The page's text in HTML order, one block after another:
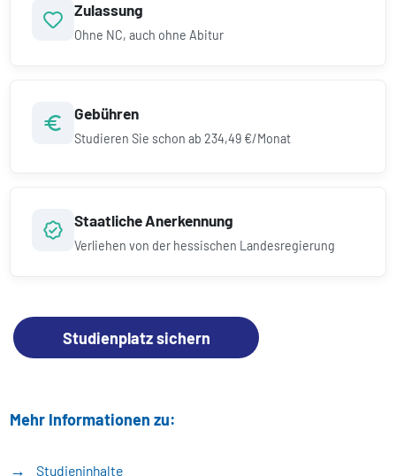
Zulassung
Ohne NC, auch ohne Abitur
Gebühren
Studieren Sie schon ab234,49 €/Monat
Staatliche Anerkennung
Verliehen von der hessischen Landesregierung
Studienplatz sichern
Mehr Informationen zu:
Studieninhalte